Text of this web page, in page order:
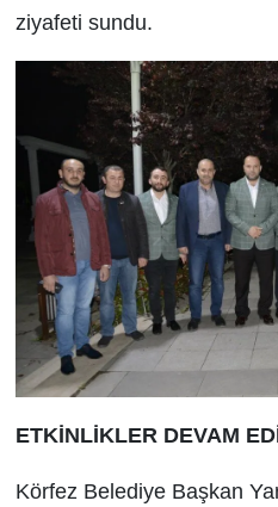
ziyafeti sundu.
ETKİNLİKLER DEVAM
Körfez Belediye Başkan